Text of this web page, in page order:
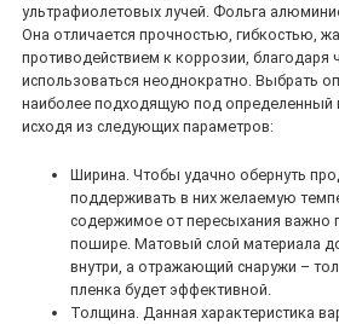
ультрафиолетовых лучей. Фольга
Она отличается прочностью, гибкостью,
противодействием к коррозии, благодаря
использоваться неоднократно. Выбрать
наиболее подходящую под определенный
исходя из следующих параметров:
Ширина. Чтобы удачно обернуть
поддерживать в них желаемую
содержимое от пересыхания важно
пошире. Матовый слой материала
внутри, а отражающий снаружи –
пленка будет эффективной.
Толщина. Данная характеристика